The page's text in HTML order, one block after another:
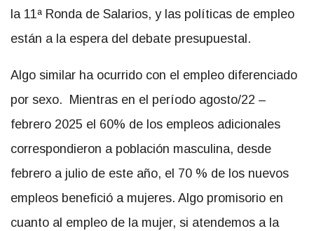
la 11ª Ronda de Salarios, y las políticas de empleo
están a la espera del debate presupuestal.
Algo similar ha ocurrido con el empleo diferenciado
por sexo. Mientras en el período agosto/22 –
febrero 2025 el 60% de los empleos adicionales
correspondieron a población masculina, desde
febrero a julio de este año, el 70 % de los nuevos
empleos benefició a mujeres. Algo promisorio en
cuanto al empleo de la mujer, si atendemos a la